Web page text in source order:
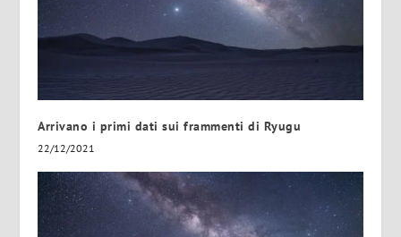
Arrivano i primi dati sui frammenti di Ryugu
22/12/2021